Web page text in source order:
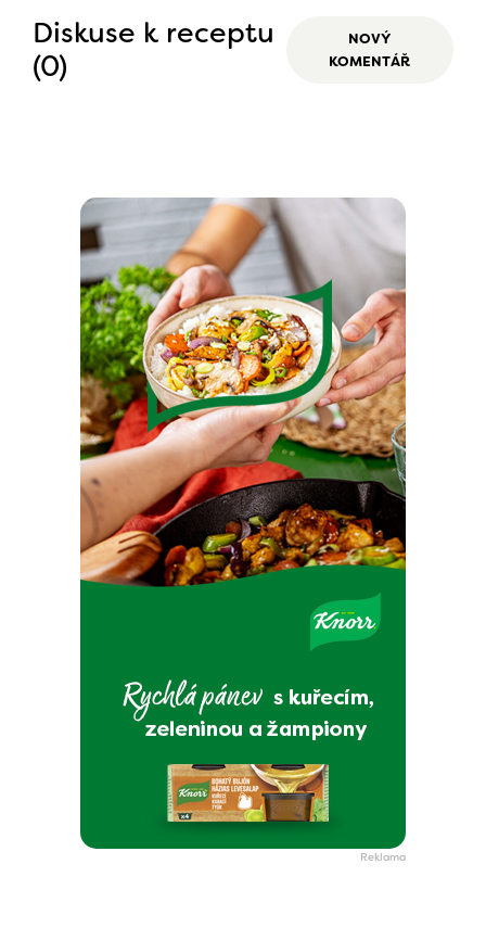
Diskuse k receptu
(0)
NOVÝ
KOMENTÁŘ